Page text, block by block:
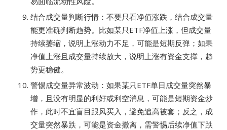
结合成交量判断行情：不要只看净值涨跌，结合成交量
能更准确判断趋势。比如某只ETF净值上涨，但成交量
持续萎缩，说明上涨动力不足，可能是短期反弹；如果
净值上涨且成交量持续放大，说明上涨有资金支撑，趋
势更稳健。
警惕成交量异常波动：如果某只ETF单日成交量突然暴
增，且没有明显的利好或利空消息，可能是短期资金炒
作，此时不宜盲目跟风买入，避免追高被套；反之，成
交量突然暴跌，可能是资金撤离，需警惕后续净值下跌